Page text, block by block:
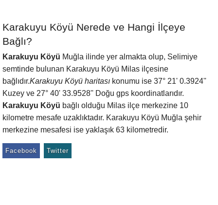
Karakuyu Köyü Nerede ve Hangi İlçeye
Bağlı?
Karakuyu Köyü Muğla ilinde yer almakta olup, Selimiye
semtinde bulunan Karakuyu Köyü Milas ilçesine
bağlıdır.Karakuyu Köyü haritası konumu ise 37° 21' 0.3924''
Kuzey ve 27° 40' 33.9528'' Doğu gps koordinatlarıdır.
Karakuyu Köyü bağlı olduğu Milas ilçe merkezine 10
kilometre mesafe uzaklıktadır. Karakuyu Köyü Muğla şehir
merkezine mesafesi ise yaklaşık 63 kilometredir.
Facebook Twitter